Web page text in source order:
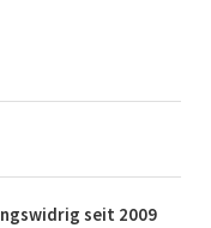
seit 2009